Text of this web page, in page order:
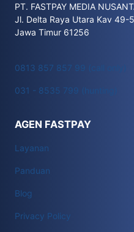
PT. FASTPAY MEDIA
Jl. Delta Raya Utara Kav 49-
Jawa Timur 61256
0813 857 857 99 (call only)
031 - 8535 799 (hunting)
AGEN FASTPAY
Layanan
Panduan
Blog
Privacy Policy